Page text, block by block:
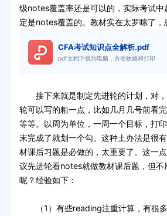
级notes覆盖率还是可以的，实际考试
定是notes覆盖的。教材实在太罗嗦了，
CFA考试知识点全解析.pdf
pdf文档下载到电脑，方便收藏和打印
接下来就是制定先进轮的计划，对，
轮可以写的粗一点，比如几月几号前看
等等。以周为单位，一周一个目标，打
末完成了就划一个勾。这种土办法是很
材课后习题是必做的，太重要了。这一
议先进轮看notes就做教材课后题，但不
呢？经验如下：
（1）有些reading注重计算，有很